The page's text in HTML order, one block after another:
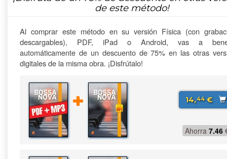
de este método!
Al comprar este método en su versión Física (con
descargables), PDF, iPad o Android, vas a
automáticamente de un descuento de 75% en las otras
digitales de la misma obra. ¡Disfrútalo!
14,44€
Ahorra 7.46